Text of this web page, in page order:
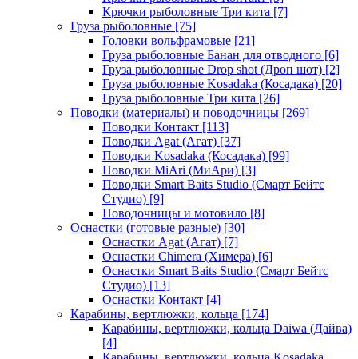
Крючки рыболовные Три кита [7]
Груза рыболовные [75]
Головки вольфрамовые [21]
Груза рыболовные Банан для отводного [6]
Груза рыболовные Drop shot (Дроп шот) [2]
Груза рыболовные Kosadaka (Косадака) [20]
Груза рыболовные Три кита [26]
Поводки (материалы) и поводочницы [269]
Поводки Контакт [113]
Поводки Agat (Агат) [37]
Поводки Kosadaka (Косадака) [99]
Поводки MiAri (МиАри) [3]
Поводки Smart Baits Studio (Смарт Бейтс
Студио) [9]
Поводочницы и мотовило [8]
Оснастки (готовые разные) [30]
Оснастки Agat (Агат) [7]
Оснастки Chimera (Химера) [6]
Оснастки Smart Baits Studio (Смарт Бейтс
Студио) [13]
Оснастки Контакт [4]
Карабины, вертлюжки, кольца [174]
Карабины, вертлюжки, кольца Daiwa (Дайва)
[4]